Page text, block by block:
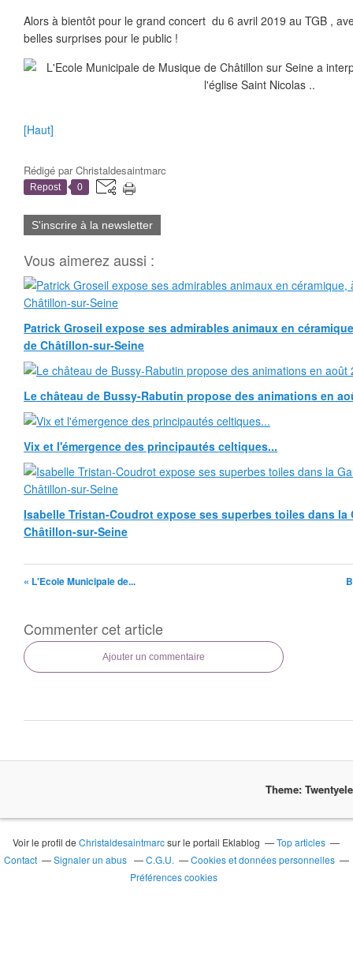
Alors à bientôt pour le grand concert du 6 avril 2019 au TGB ,
belles surprises pour le public !
[Haut]
Rédigé parChristaldesaintmarc
Repost 0
S'inscrire à la newsletter
Vous aimerez aussi :
Patrick Groseil expose ses admirables animaux en
de Châtillon-sur-Seine
Le château de Bussy-Rabutin propose des animations en
Vix et l'émergence des principautés celtiques...
Isabelle Tristan-Coudrot expose ses superbes toiles dans la
Châtillon-sur-Seine
« L'Ecole Municipale de...
Commenter cet article
Ajouter un commentaire
Theme:
Voir le profil deChristaldesaintmarcsur le portail Eklablog
Top articles
Contact
Signaler un abus C.G.U.
Cookies et données personnelles
Préférences cookies